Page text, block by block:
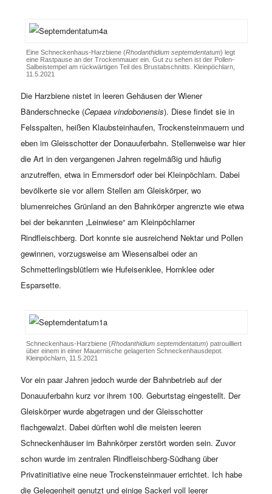
Eine Schneckenhaus-Harzbiene (Rhodanthidium septemdentatum) legt
eine Rastpause an der Trockenmauer ein. Gut zu sehen ist der Pollen-
Salbeistempel am rückwärtigen Teil des Brustabschnitts. Kleinpöchlarn,
11.5.2021
Die Harzbiene nistet in leeren Gehäusen der Wiener
Bänderschnecke (Cepaea vindobonensis). Diese findet sie in
Felsspalten, heißen Klaubsteinhaufen, Trockensteinmauern und
eben im Gleisschotter der Donauuferbahn. Stellenweise war hier
die Art in den vergangenen Jahren regelmäßig und häufig
anzutreffen, etwa in Emmersdorf oder bei Kleinpöchlarn. Dabei
bevölkerte sie vor allem Stellen am Gleiskörper, wo
blumenreiches Grünland an den Bahnkörper angrenzte wie etwa
bei der bekannten „Leinwiese“ am Kleinpöchlarner
Rindfleischberg. Dort konnte sie ausreichend Nektar und Pollen
gewinnen, vorzugsweise am Wiesensalbei oder an
Schmetterlingsblütlern wie Hufeisenklee, Hornklee oder
Esparsette.
Schneckenhaus-Harzbiene (Rhodanthidium septemdentatum) patrouilliert
über einem in einer Mauernische gelagerten Schneckenhausdepot.
Kleinpöchlarn, 11.5.2021
Vor ein paar Jahren jedoch wurde der Bahnbetrieb auf der
Donauuferbahn kurz vor ihrem 100. Geburtstag eingestellt. Der
Gleiskörper wurde abgetragen und der Gleisschotter
flachgewalzt. Dabei dürften wohl die meisten leeren
Schneckenhäuser im Bahnkörper zerstört worden sein. Zuvor
schon wurde im zentralen Rindfleischberg-Südhang über
Privatinitiative eine neue Trockensteinmauer errichtet. Ich habe
die Gelegenheit genutzt und einige Sackerl voll leerer